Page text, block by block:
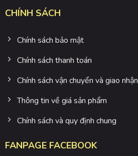
CHÍNH SÁCH
Chính sách bảo mật
Chính sách thanh toán
Chính sách vận chuyển và giao nhận
Thông tin về giá sản phẩm
Chính sách và quy định chung
FANPAGE FACEBOOK